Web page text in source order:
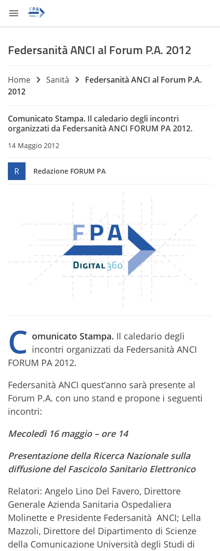
Federsanità ANCI al Forum P.A. 2012
Home Sanità
Federsanità ANCI al Forum P.A.
2012
Comunicato Stampa. Il caledario degli incontri
organizzati da Federsanità ANCI FORUM PA 2012.
14 Maggio 2012
R Redazione FORUM PA
C omunicato Stampa. Il caledario degli
incontri organizzati da Federsanità ANCI
FORUM PA 2012.
Federsanità ANCI quest’anno sarà presente al
Forum P.A. con uno stand e propone i seguenti
incontri:
Mecoledì 16 maggio – ore 14
Presentazione della Ricerca Nazionale sulla
diffusione del Fascicolo Sanitario Elettronico
Relatori: Angelo Lino Del Favero, Direttore
Generale Azienda Sanitaria Ospedaliera
Molinette e Presidente Federsanità ANCI; Lella
Mazzoli, Direttore del Dipartimento di Scienze
della Comunicazione Università degli Studi di